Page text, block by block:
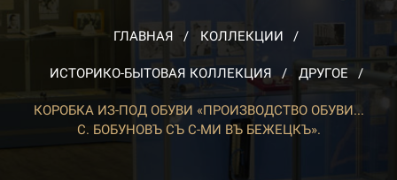
ГЛАВНАЯ КОЛЛЕКЦИИ
ИСТОРИКО-БЫТОВАЯ КОЛЛЕКЦИЯ ДРУГОЕ
КОРОБКА ИЗ-ПОД ОБУВИ «ПРОИЗВОДСТВО ОБУВИ...
С. БОБУНОВЪ СЪ С-МИ ВЪ БЕЖЕЦКЪ».